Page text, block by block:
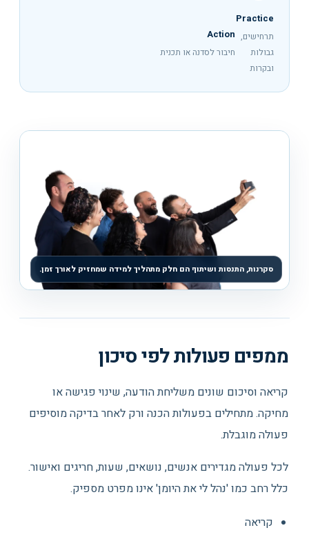
Practice
תרחישים,
גבולות
ובקרות
Action
חיבור לסדנה או תכנית
סקרנות, התנסות ושיתוף הם חלק מתהליך למידה שמחזיק לאורך זמן.
ממפים פעולות לפי סיכון
קריאה וסיכום שונים משליחת הודעה, שינוי פגישה או
מחיקה. מתחילים בפעולות הכנה ורק לאחר בדיקה מוסיפים
פעולה מוגבלת.
לכל פעולה מגדירים אנשים, נושאים, שעות, חריגים ואישור.
כלל רחב כמו 'נהל לי את היומן' אינו מפרט מספיק.
קריאה